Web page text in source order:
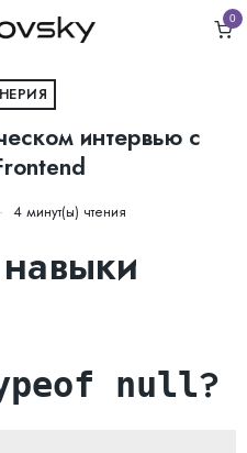
0
интервью с
4 минут(ы) чтения
null?